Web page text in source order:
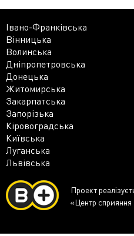
Івано-Франківська
Вінницька
Волинська
Дніпропетровська
Донецька
Житомирська
Закарпатська
Запорізька
Кіровоградська
Київська
Луганська
Львівська
Проект
«Центр